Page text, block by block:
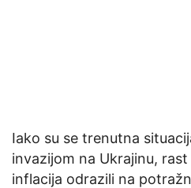
Iako su se trenutna
invazijom na Ukrajinu,
inflacija odrazili na